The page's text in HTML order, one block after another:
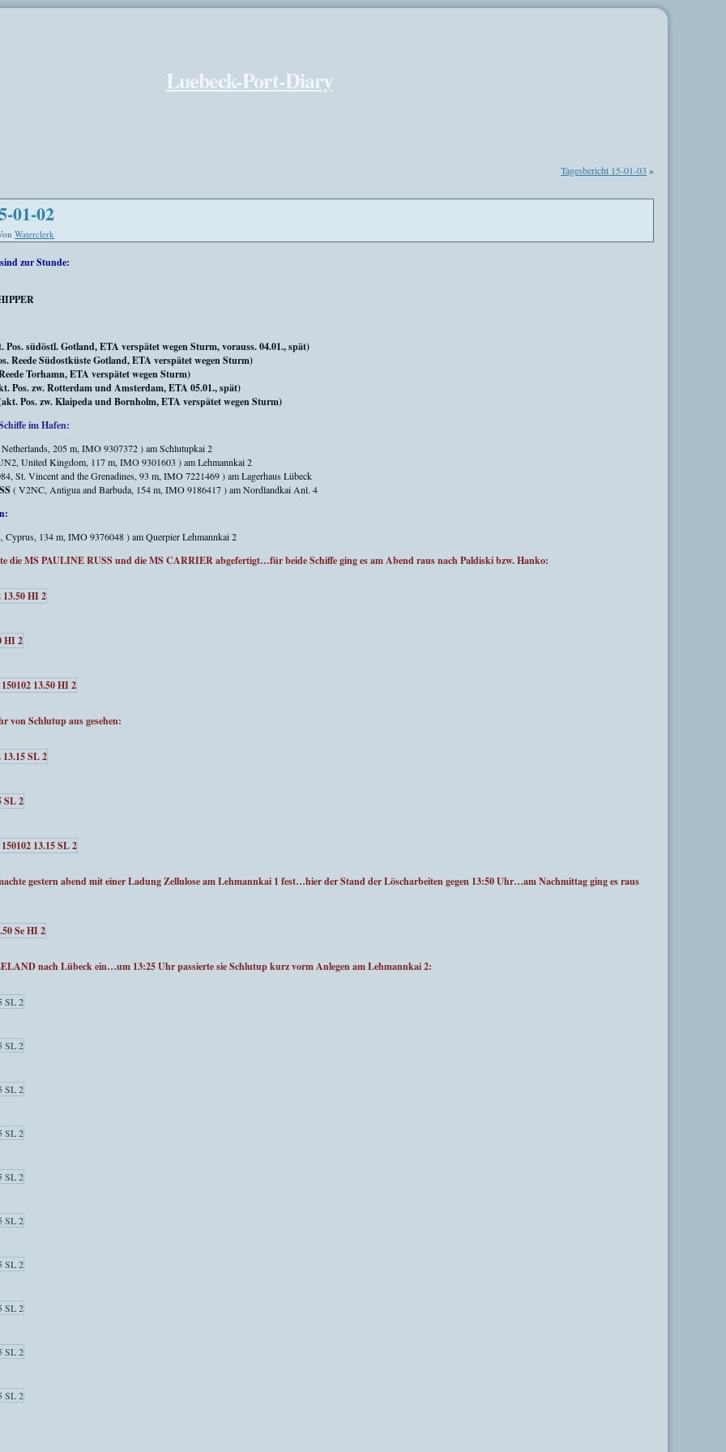
Luebeck-Port-Diary
Tagesbericht 15-01-03 »
01-02
Waterclerk
zur Stunde:
südöstl. Gotland, ETA verspätet wegen Sturm, vorauss. 04.01., spät)
Reede Südostküste Gotland, ETA verspätet wegen Sturm)
Torhamn, ETA verspätet wegen Sturm)
Pos. zw. Rotterdam und Amsterdam, ETA 05.01., spät)
Pos. zw. Klaipeda und Bornholm, ETA verspätet wegen Sturm)
im Hafen:
205 m, IMO 9307372 ) am Schlutupkai 2
United Kingdom, 117 m, IMO 9301603 ) am Lehmannkai 2
St. Vincent and the Grenadines, 93 m, IMO 7221469 ) am Lagerhaus Lübeck
( V2NC, Antigua and Barbuda, 154 m, IMO 9186417 ) am Nordlandkai Anl. 4
134 m, IMO 9376048 ) am Querpier Lehmannkai 2
die MS PAULINE RUSS und die MS CARRIER abgefertigt…für beide Schiffe ging es am Abend raus nach Paldiski bzw. Hanko:
von Schlutup aus gesehen:
gestern abend mit einer Ladung Zellulose am Lehmannkai 1 fest…hier der Stand der Löscharbeiten gegen 13:50 Uhr…am Nachmittag ging es raus
nach Lübeck ein…um 13:25 Uhr passierte sie Schlutup kurz vorm Anlegen am Lehmannkai 2: